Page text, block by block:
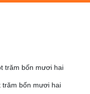
trăm bốn mươi hai
trăm bốn mươi hai